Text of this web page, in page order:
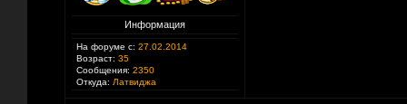
Информация
На форуме с: 27.02.2014
Возраст: 35
Сообщения: 2350
Откуда: Латвиджа